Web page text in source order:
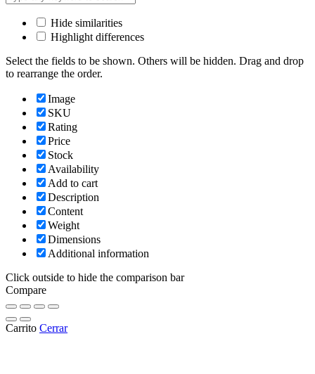
Hide similarities
Highlight differences
Select the fields to be shown. Others will be hidden. Drag and drop
to rearrange the order.
Image
SKU
Rating
Price
Stock
Availability
Add to cart
Description
Content
Weight
Dimensions
Additional information
Click outside to hide the comparison bar
Compare
Carrito Cerrar